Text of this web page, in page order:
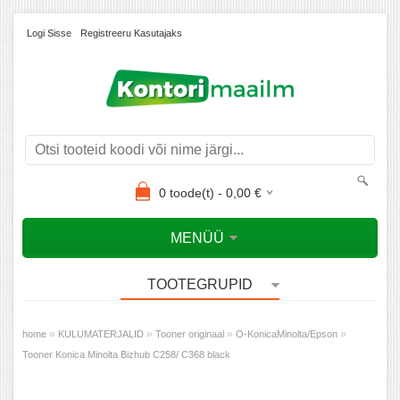
Logi Sisse Registreeru Kasutajaks
0toode(t) - 0,00€
MENÜÜ
TOOTEGRUPID
home » KULUMATERJALID » Tooner originaal » O-KonicaMinolta/Epson »
Tooner Konica Minolta Bizhub C258/ C368 black